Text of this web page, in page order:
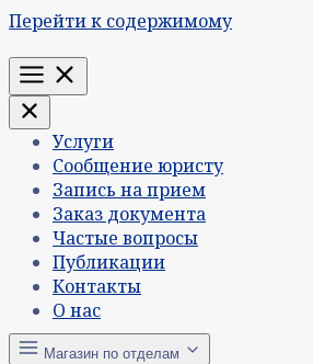
Перейти к содержимому
Меню
Услуги
Сообщение юристу
Запись на прием
Заказ документа
Частые вопросы
Публикации
Контакты
О нас
Магазин по отделам